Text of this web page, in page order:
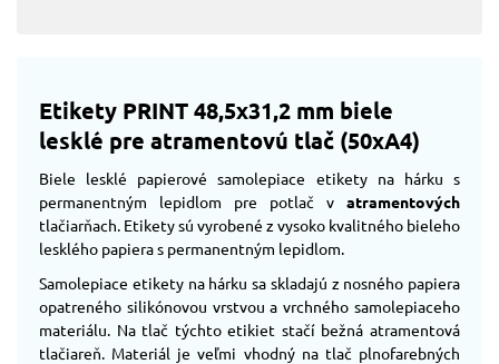
Etikety PRINT 48,5x31,2 mm biele
lesklé pre atramentovú tlač (50xA4)
Biele lesklé papierové samolepiace etikety na hárku s
permanentným lepidlom pre potlač v atramentových
tlačiarňach. Etikety sú vyrobené z vysoko kvalitného bieleho
lesklého papiera s permanentným lepidlom.
Samolepiace etikety na hárku sa skladajú z nosného papiera
opatreného silikónovou vrstvou a vrchného samolepiaceho
materiálu. Na tlač týchto etikiet stačí bežná atramentová
tlačiareň. Materiál je veľmi vhodný na tlač plnofarebných